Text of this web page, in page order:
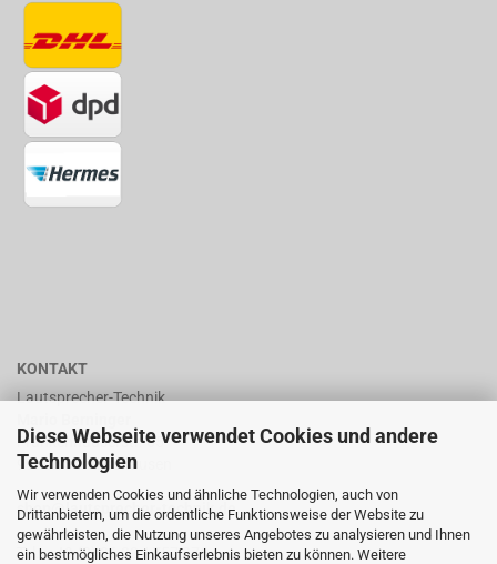
Diese Webseite verwendet Cookies und andere
Technologien
Wir verwenden Cookies und ähnliche Technologien, auch von
Drittanbietern, um die ordentliche Funktionsweise der Website zu
gewährleisten, die Nutzung unseres Angebotes zu analysieren und Ihnen
ein bestmögliches Einkaufserlebnis bieten zu können. Weitere
KONTAKT
Lautsprecher-Technik
Frankenhäuserstr. 65
99706 Sondershausen
shop@lautsprecher-technik.de
Tel.: +49 (0) 36 32 / 757 876